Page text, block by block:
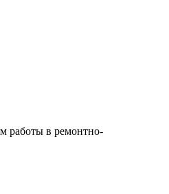
работы в ремонтно-